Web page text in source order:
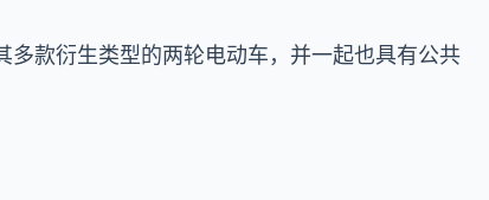
款衍生类型的两轮电动车，并一起也具有公共